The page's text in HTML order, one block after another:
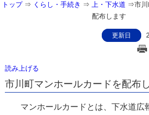
トップ⇒ くらし・手続き ⇒ 上・下水道 ⇒市
配布します
更新日
読み上げる
市川町マンホールカードを配布
マンホールカードとは、下水道広